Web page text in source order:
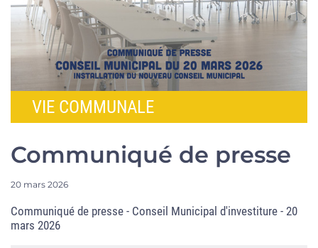
VIE COMMUNALE
Communiqué de presse
20 mars 2026
Communiqué de presse - Conseil Municipal d'investiture - 20
mars 2026